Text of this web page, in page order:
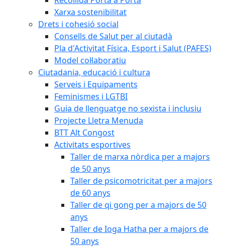
Xarxa sostenibilitat
Drets i cohesió social
Consells de Salut per al ciutadà
Pla d'Activitat Física, Esport i Salut (PAFES)
Model col·laboratiu
Ciutadania, educació i cultura
Serveis i Equipaments
Feminismes i LGTBI
Guia de llenguatge no sexista i inclusiu
Projecte Lletra Menuda
BTT Alt Congost
Activitats esportives
Taller de marxa nòrdica per a majors
de 50 anys
Taller de psicomotricitat per a majors
de 60 anys
Taller de qi gong per a majors de 50
anys
Taller de Ioga Hatha per a majors de
50 anys